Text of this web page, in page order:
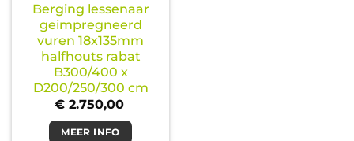
Berging lessenaar
geimpregneerd
vuren 18x135mm
halfhouts rabat
B300/400 x
D200/250/300 cm
€2.750,00
MEER INFO